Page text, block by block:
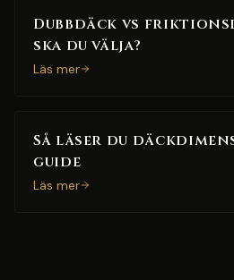
Dubbdäck vs
ska du välja?
Läs mer
Så läser du
guide
Läs mer